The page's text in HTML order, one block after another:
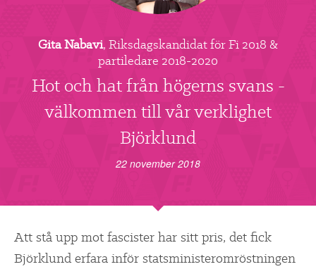
PARTILEDARE
OM FI ▼
Gita Nabavi, Riksdagskandidat för Fi 2018 &
partiledare 2018-2020
Hot och hat från högerns svans -
välkommen till vår verklighet
Björklund
22 november 2018
Att stå upp mot fascister har sitt pris, det fick
Björklund erfara inför statsministeromröstningen